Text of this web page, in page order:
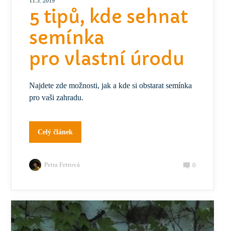
5 tipů, kde sehnat
semínka
pro vlastní úrodu
Najdete zde možnosti, jak a kde si obstarat semínka
pro vaši zahradu.
Celý článek
Petra Fetrová 0